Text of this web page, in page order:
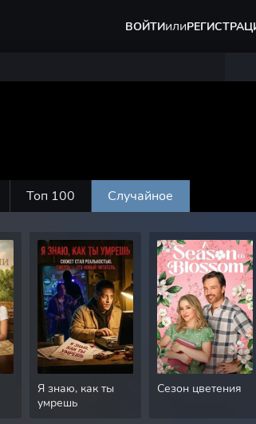
ВОЙТИили
Топ 100 Случайное
Я знаю, как ты
умрешь
Сезон цветения